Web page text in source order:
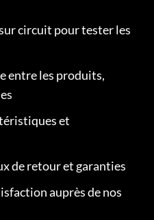
circuit pour tester les
entre les produits,
et
de retour et garanties
auprès de nos